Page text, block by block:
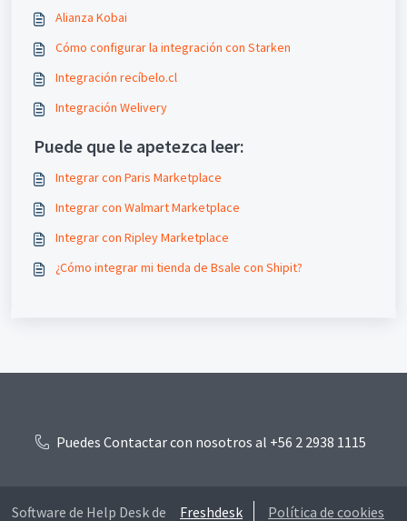
Alianza Kobai
Cómo configurar la integración con Starken
Integración recíbelo.cl
Integración Welivery
Puede que le apetezca leer:
Integrar con Paris Marketplace
Integrar con Walmart Marketplace
Integrar con Ripley Marketplace
¿Cómo integrar mi tienda de Bsale con Shipit?
Puedes Contactar con nosotros al +56 2 2938 1115
Software de Help Desk de Freshdesk Política de cookies